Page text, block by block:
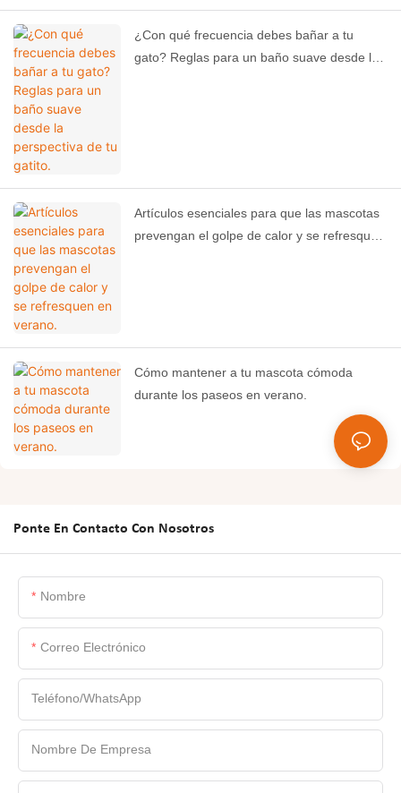
¿Con qué frecuencia debes bañar a tu
gato? Reglas para un baño suave desde la
Artículos esenciales para que las mascotas
prevengan el golpe de calor y se refresquen
Cómo mantener a tu mascota cómoda
durante los paseos en verano.
Ponte En Contacto Con Nosotros
Nombre
Correo Electrónico
Teléfono/WhatsApp
Nombre De Empresa